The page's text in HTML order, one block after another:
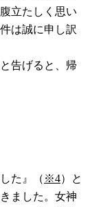
立たしく思い
は誠に申し訳
告げると、帰
た』（ ※4）と
ました。女神